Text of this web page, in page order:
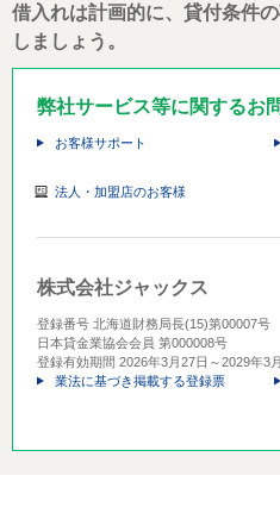
弊社サービス等に関するお
お客様サポート
法人・加盟店のお客様
株式会社ジャックス
登録番号 北海道財務局長(15)第00007号
日本貸金業協会会員 第000008号
登録有効期間 2026年3月27日～2029年3
業法に基づき掲載する登録票
借入れは計画的に、貸付条件
しましょう。